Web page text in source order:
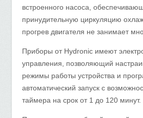
встроенного насоса,
принудительную циркуляцию
прогрев двигателя не занимает
Приборы от Hydronic имеют
управления, позволяющий
режимы работы устройства и
автоматический запуск с
таймера на срок от 1 до 120 минут.